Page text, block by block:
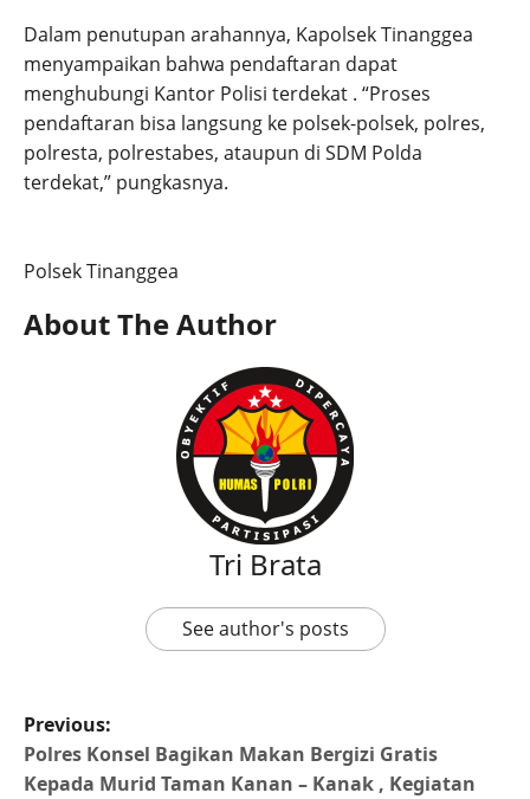
Dalam penutupan arahannya, Kapolsek Tinanggea
menyampaikan bahwa pendaftaran dapat
menghubungi Kantor Polisi terdekat . “Proses
pendaftaran bisa langsung ke polsek-polsek, polres,
polresta, polrestabes, ataupun di SDM Polda
terdekat,” pungkasnya.
Polsek Tinanggea
About The Author
Tri Brata
See author's posts
Previous:
Polres Konsel Bagikan Makan Bergizi Gratis
Kepada Murid Taman Kanan – Kanak , Kegiatan